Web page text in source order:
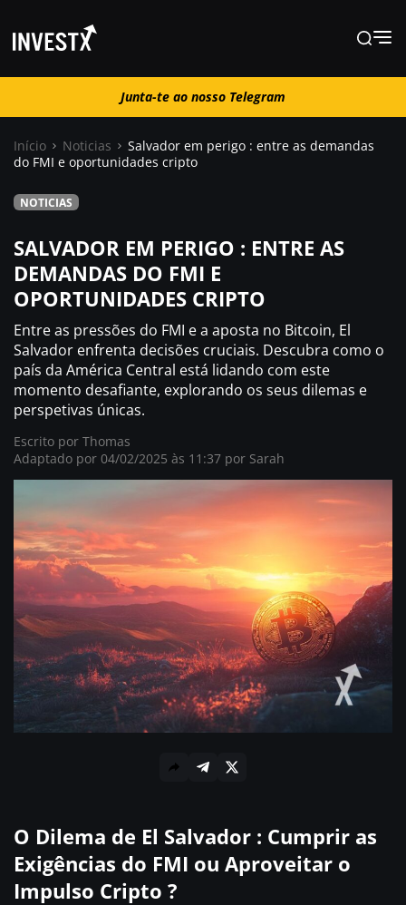
Junta-te ao nosso Telegram
Guias
Trading
Onde comprar ?
Casino
Junta-te ao nosso Telegram
Início Noticias
Salvador em perigo : entre as demandas
do FMI e oportunidades cripto
NOTICIAS
SALVADOR EM PERIGO : ENTRE AS
DEMANDAS DO FMI E
OPORTUNIDADES CRIPTO
Entre as pressões do FMI e a aposta no Bitcoin, El
Salvador enfrenta decisões cruciais. Descubra como o
país da América Central está lidando com este
momento desafiante, explorando os seus dilemas e
perspetivas únicas.
Escrito por Thomas
Adaptado por 04/02/2025 às 11:37 por Sarah
O Dilema de El Salvador : Cumprir as
Exigências do FMI ou Aproveitar o
Impulso Cripto ?